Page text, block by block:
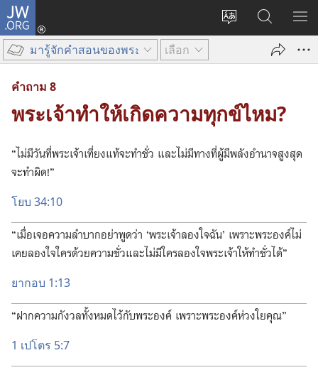
JW.ORG
เปลี่ยน
เข้า
(เปิด
ค้นหา
ใน
JW.ORG
แส
มารู้จักคำสอนของพระเจ้า เลือก
คำ​ถาม 8
พระเจ้าทำให้เกิดความทุกข์ไหม?
“ไม่​มี​วัน​ที่​พระเจ้า​เที่ยง​แท้​จะ​ทำ​ชั่ว และ​ไม่​มี​ทาง​ที่​ผู้​มี​พลัง​อำนาจ​สูง​สุด​
จะ​ทำ​ผิด!”
โยบ 34:10
“เมื่อ​เจอ​ความ​ลำบาก​อย่า​พูด​ว่า ‘พระเจ้า​ลอง​ใจ​ฉัน’ เพราะ​พระองค์​ไม่​
เคย​ลอง​ใจ​ใคร​ด้วย​ความ​ชั่ว​และ​ไม่​มี​ใคร​ลอง​ใจ​พระเจ้า​ให้​ทำ​ชั่ว​ได้”
ยากอบ 1:13
“ฝาก​ความ​กังวล​ทั้ง​หมด​ไว้​กับ​พระองค์ เพราะ​พระองค์​ห่วงใย​คุณ”
1 เปโตร 5:7